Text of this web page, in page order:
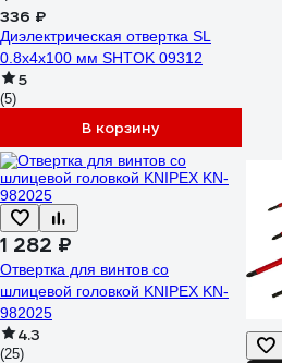
336 ₽
Диэлектрическая отвертка SL
0.8х4х100 мм SHTOK 09312
5
(5)
В корзину
1 282 ₽
Отвертка для винтов со
шлицевой головкой KNIPEX KN-
982025
4.3
(25)